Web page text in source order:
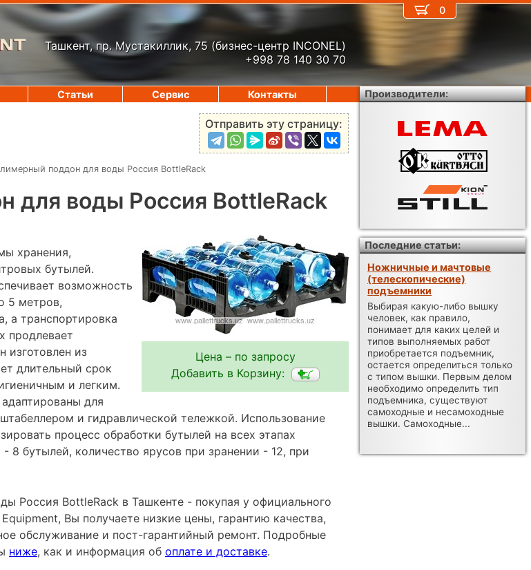
Ташкент, пр. Мустакиллик, 75 (бизнес-центр INCONEL)
+998 78 140 30 70
Отправить эту страницу:
поддон для воды Россия BottleRack
для воды Россия BottleRack
Цена – по запросу
Добавить в Корзину:
хранения,
бутылей.
возможность
5 метров,
а транспортировка
продлевает
изготовлен из
длительный срок
и легким.
для
и гидравлической тележкой. Использование
процесс обработки бутылей на всех этапах
8 бутылей, количество ярусов при зранении - 12, при
Россия BottleRack в Ташкенте - покупая у официального
Вы получаете низкие цены, гарантию качества,
обслуживание и пост-гарантийный ремонт. Подробные
ниже, как и информация об оплате и доставке.
0
Статьи Сервис Контакты Производители:
Последние статьи:
Ножничные и мачтовые
(телескопические)
подъемники
Выбирая какую-либо вышку
человек, как правило,
понимает для каких целей и
типов выполняемых работ
приобретается подъемник,
остается определиться только
с типом вышки. Первым делом
необходимо определить тип
подъемника, существуют
самоходные и несамоходные
вышки. Самоходные...